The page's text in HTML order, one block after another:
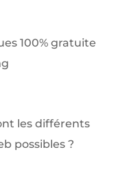
100% gratuite
les différents
possibles ?